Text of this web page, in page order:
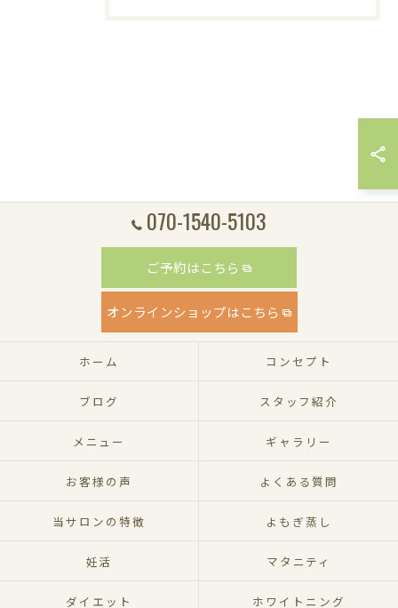
070-1540-5103
ご予約はこちら
オンラインショップはこちら
ホーム コンセプト
ブログ スタッフ紹介
メニュー ギャラリー
お客様の声 よくある質問
当サロンの特徴 よもぎ蒸し
妊活 マタニティ
ダイエット ホワイトニング